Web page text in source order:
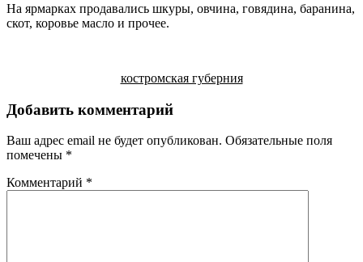
На ярмарках продавались шкуры, овчина, говядина, баранина,
скот, коровье масло и прочее.
костромская губерния
Добавить комментарий
Ваш адрес email не будет опубликован. Обязательные поля
помечены *
Комментарий *